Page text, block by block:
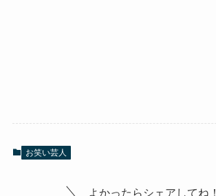
お笑い芸人
よかったらシェアしてね！